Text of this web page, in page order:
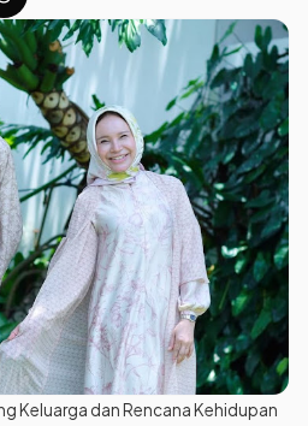
Keluarga dan Rencana Kehidupan